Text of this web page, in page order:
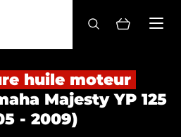
huile moteur
Majesty YP 125
- 2009)